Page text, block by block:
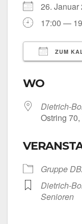
26.
17:00 —
ZUM
WO
Dietrich-
Ost­ring
Grup­pe
Dietrich-
Senio­ren